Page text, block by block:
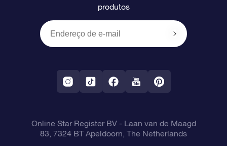
Presentes corporativos
Um Milhão de Estrelas
OSR Starsaver
Aplicativo RV Fly me to the stars
Política de devolução
Constelações
produtos
Online Star Register BV- Laan van de Maagd
83, 7324 BT Apeldoorn, The Netherlands